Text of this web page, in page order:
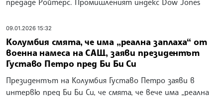
09.01.2026 15:32
Колумбия смята, че има „реална заплаха“ от
военна намеса на САЩ, заяви президентът
Густаво Петро пред Би Би Си
Президентът на Колумбия Густаво Петро заяви в
интервю пред Би Би Си, че смята, че вече има „реална